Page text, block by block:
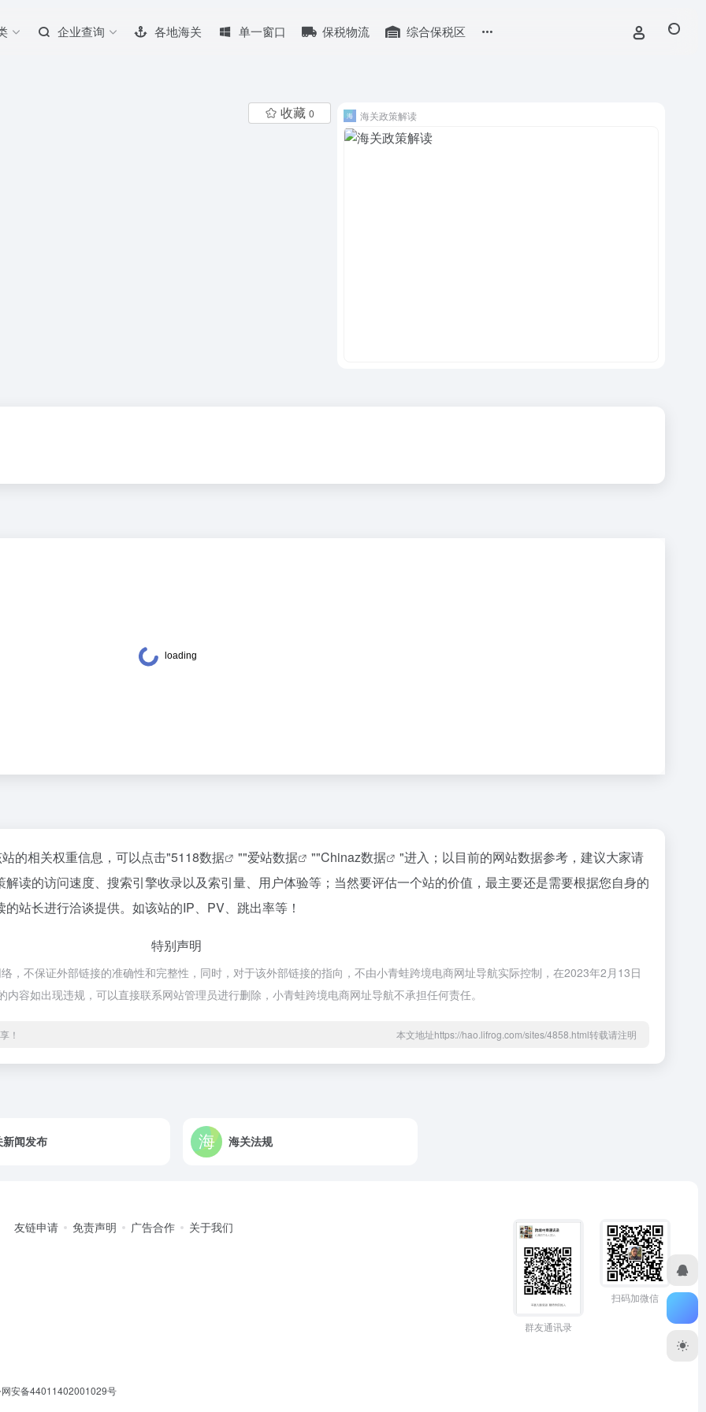
企业查询 各地海关 单一窗口 保税物流 综合保税区
收藏 0 海关政策解读
的相关权重信息，可以点击"5118数据 ""爱站数据 ""Chinaz数据
"进入；以目前的网站数据参考，建议大家请
读的访问速度、搜索引擎收录以及索引量、用户体验等；当然要评估一个站的价值，最主要还是需要根据您自身的
站长进行洽谈提供。如该站的IP、PV、跳出率等！
特别声明
，不保证外部链接的准确性和完整性，同时，对于该外部链接的指向，不由小青蛙跨境电商网址导航实际控制，在2023年2月13日
容如出现违规，可以直接联系网站管理员进行删除，小青蛙跨境电商网址导航不承担任何责任。
！ 本文地址https://hao.lifrog.com/sites/4858.html转载请注明
新闻发布 海关法规
友链申请 免责声明 广告合作 关于我们
群友通讯录
扫码加微信
安备44011402001029号